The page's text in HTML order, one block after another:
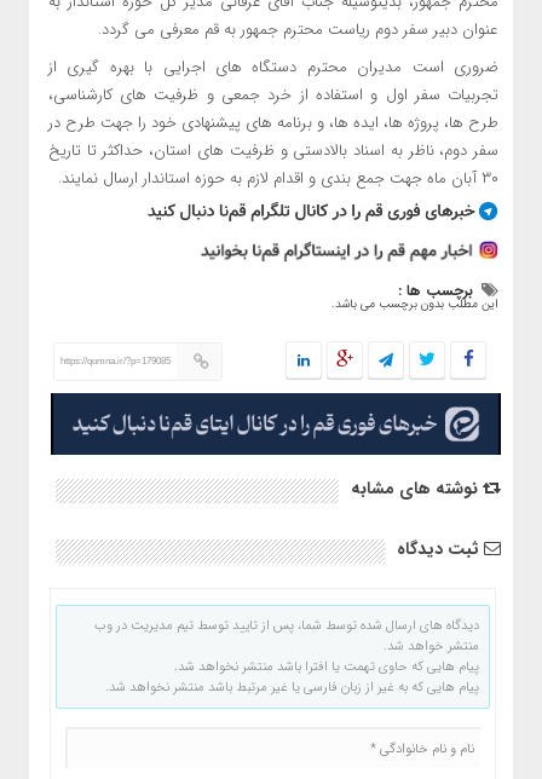
عنوان دبیر سفر دوم ریاست محترم جمهور به قم معرفی می گردد.
ضروری است مدیران محترم دستگاه های اجرایی با بهره گیری از
تجربیات سفر اول و استفاده از خرد جمعی و ظرفیت های کارشناسی،
طرح ها، پروژه ها، ایده ها، و برنامه های پیشنهادی خود را جهت طرح در
سفر دوم، ناظر به اسناد بالادستی و ظرفیت های استان، حداکثر تا تاریخ
۳۰ آبان ماه جهت جمع بندی و اقدام لازم به حوزه استاندار ارسال نمایند.
برچسب ها :
این مطلب بدون برچسب می باشد.
https://qomna.ir/?p=179085
نوشته های مشابه
ثبت دیدگاه
دیدگاه های ارسال شده توسط شما، پس از تایید توسط تیم مدیریت در وب
منتشر خواهد شد.
پیام هایی که حاوی تهمت یا افترا باشد منتشر نخواهد شد.
پیام هایی که به غیر از زبان فارسی یا غیر مرتبط باشد منتشر نخواهد شد.